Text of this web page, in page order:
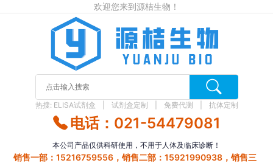
欢迎您来到源桔生物！
热搜: ELISA试剂盒 试剂盒定制 免费代测 抗体定制
电话：021-54479081
本公司产品仅供科研使用，不用于人体及临床诊断！
销售一部：15216759556，销售二部：15921990938，销售三